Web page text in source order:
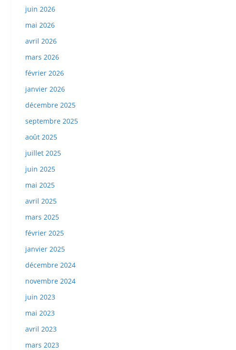
juin 2026
mai 2026
avril 2026
mars 2026
février 2026
janvier 2026
décembre 2025
septembre 2025
août 2025
juillet 2025
juin 2025
mai 2025
avril 2025
mars 2025
février 2025
janvier 2025
décembre 2024
novembre 2024
juin 2023
mai 2023
avril 2023
mars 2023